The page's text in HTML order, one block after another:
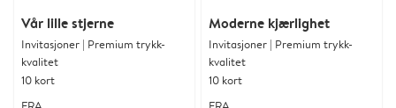
Vår lille stjerne
Invitasjoner | Premium trykk-
kvalitet
10 kort
Moderne kjærlighet
Invitasjoner | Premium trykk-
kvalitet
10 kort